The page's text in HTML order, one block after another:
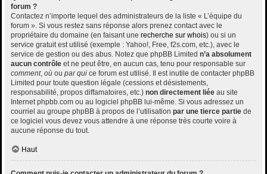
forum ?
Contactez n’importe lequel des administrateurs de la liste « L’équipe du
forum ». Si vous restez sans réponse alors prenez contact avec le
propriétaire du domaine (en faisant une recherche sur whois) ou si un
service gratuit est utilisé (exemple : Yahoo!, Free, f2s.com, etc.), avec le
service de gestion ou des abus. Notez que phpBB Limited n’a absolument
aucun contrôle et ne peut être, en aucun cas, tenu pour responsable sur
comment, où ou par qui ce forum est utilisé. Il est inutile de contacter phpBB
Limited pour toute question légale (cessions et désistements,
responsabilité, propos diffamatoires, etc.) non directement liée au site
Internet phpbb.com ou au logiciel phpBB lui-même. Si vous adressez un
courriel au groupe phpBB à propos de l’utilisation par une tierce partie de
ce logiciel vous devez vous attendre à une réponse très courte voire à
aucune réponse du tout.
Haut